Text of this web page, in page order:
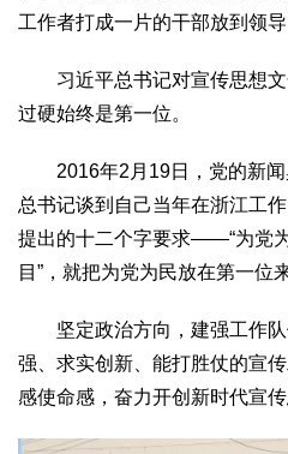
工作者打成一片的干部放到领导
习近平总书记对宣传思想文
过硬始终是第一位。
2016年2月19日，党的新闻
总书记谈到自己当年在浙江工
提出的十二个字要求——“为党
目”，就把为党为民放在第一位
坚定政治方向，建强工作队
强、求实创新、能打胜仗的宣
感使命感，奋力开创新时代宣